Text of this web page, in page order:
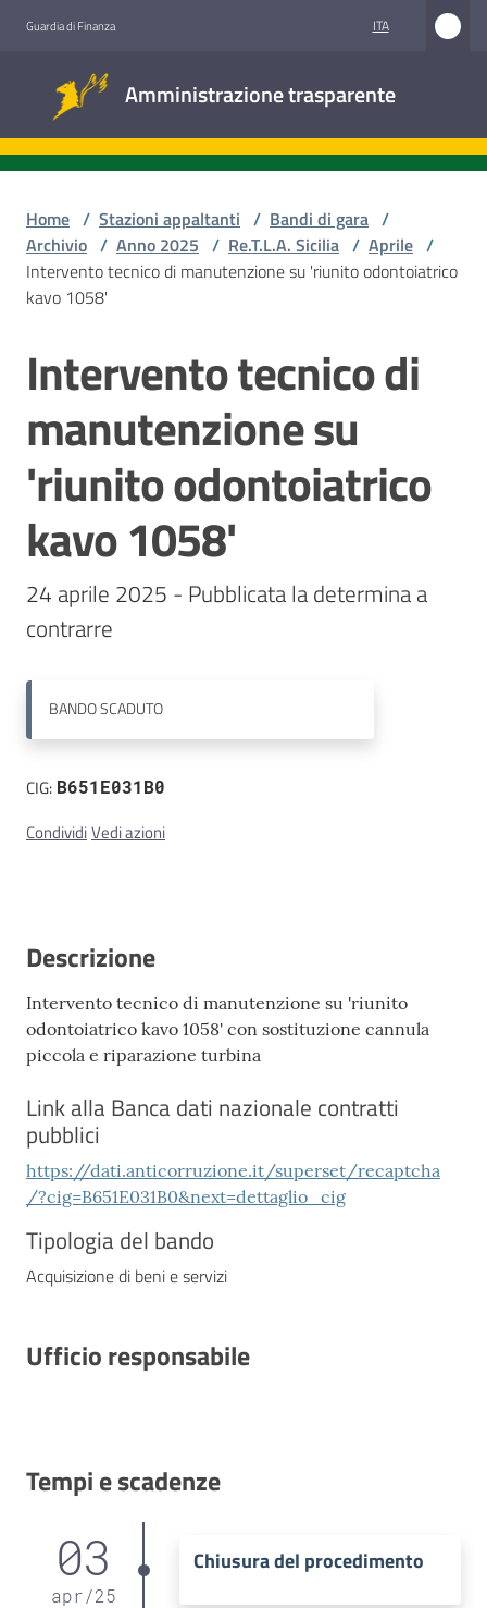
Guardia di Finanza ITA
Amministrazione trasparente
trasparente
Accesso
Stazioni
appaltanti
Contatti
Home / Stazioni appaltanti / Bandi di gara /
Archivio / Anno 2025 / Re.T.L.A. Sicilia / Aprile /
Intervento tecnico di manutenzione su 'riunito odontoiatrico
kavo 1058'
Salta al contenuto
Intervento tecnico di
manutenzione su
'riunito odontoiatrico
kavo 1058'
24 aprile 2025 - Pubblicata la determina a
contrarre
BANDOSCADUTO
CIG: B651E031B0
CondividiVedi azioni
Descrizione
Intervento tecnico di manutenzione su 'riunito
odontoiatrico kavo 1058' con sostituzione cannula
piccola e riparazione turbina
Link alla Banca dati nazionale contratti
pubblici
https://dati.anticorruzione.it/superset/recaptcha
/?cig=B651E031B0&next=dettaglio_cig
Tipologia del bando
Acquisizione di beni e servizi
Ufficio responsabile
Tempi e scadenze
03
apr/25
Chiusura del procedimento